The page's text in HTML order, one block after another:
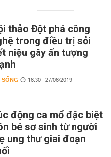
thảo Đột phá công
trong điều trị sỏi
niệu gây ấn tượng
16:30 | 27/06/2019
động ca mổ đặc biệt
bé sơ sinh từ người
ung thư giai đoạn